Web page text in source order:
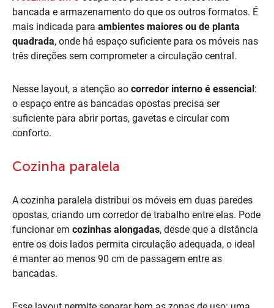
bancada e armazenamento do que os outros formatos. É
mais indicada para ambientes maiores ou de planta
quadrada, onde há espaço suficiente para os móveis nas
três direções sem comprometer a circulação central.
Nesse layout, a atenção ao corredor interno é essencial:
o espaço entre as bancadas opostas precisa ser
suficiente para abrir portas, gavetas e circular com
conforto.
Cozinha paralela
A cozinha paralela distribui os móveis em duas paredes
opostas, criando um corredor de trabalho entre elas. Pode
funcionar em cozinhas alongadas, desde que a distância
entre os dois lados permita circulação adequada, o ideal
é manter ao menos 90 cm de passagem entre as
bancadas.